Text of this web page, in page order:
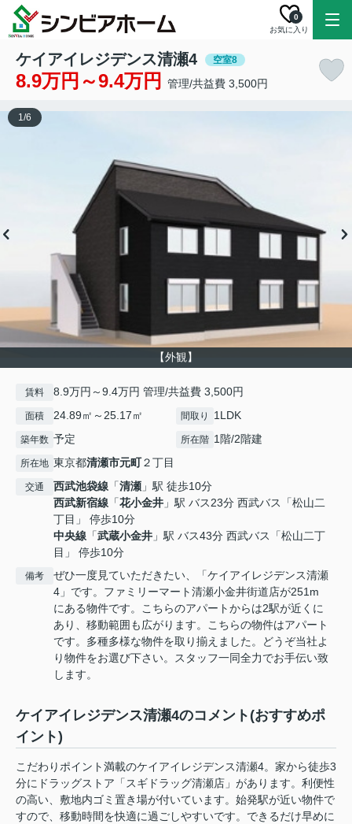
お気に入り
0
ケイアイレジデンス清瀬4 空室8
8.9万円～9.4万円 管理/共益費 3,500円
【外観】
1/6
賃料 8.9万円～9.4万円 管理/共益費 3,500円
面積 24.89㎡～25.17㎡ 間取り 1LDK
築年数 予定 所在階 1階/2階建
所在地 東京都清瀬市元町２丁目
交通 西武池袋線 「清瀬 」駅 徒歩10分
西武新宿線 「花小金井 」駅 バス23分 西武バス「松山二
丁目」 停歩10分
中央線 「武蔵小金井 」駅 バス43分 西武バス「松山二丁
目」 停歩10分
備考
ぜひ一度見ていただきたい、「ケイアイレジデンス清瀬
4」です。ファミリーマート清瀬小金井街道店が251m
にある物件です。こちらのアパートからは2駅が近くに
あり、移動範囲も広がります。こちらの物件はアパート
です。多種多様な物件を取り揃えました。どうぞ当社よ
り物件をお選び下さい。スタッフ一同全力でお手伝い致
します。
ケイアイレジデンス清瀬4のコメント(おすすめポ
イント)
こだわりポイント満載のケイアイレジデンス清瀬4。家から徒歩3
分にドラッグストア「スギドラッグ清瀬店」があります。利便性
の高い、敷地内ゴミ置き場が付いています。始発駅が近い物件で
すので、移動時間を快適に過ごしやすいです。できるだけ早めに